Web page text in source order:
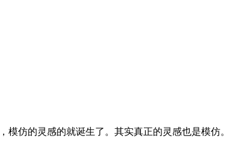
仿的灵感的就诞生了。其实真正的灵感也是模仿